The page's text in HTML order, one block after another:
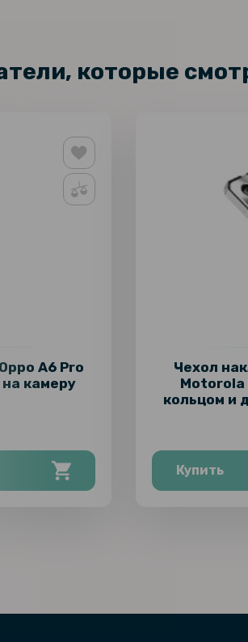
которые
A6 Pro
камеру
Чехол
Motorola
кольцом и
Купить